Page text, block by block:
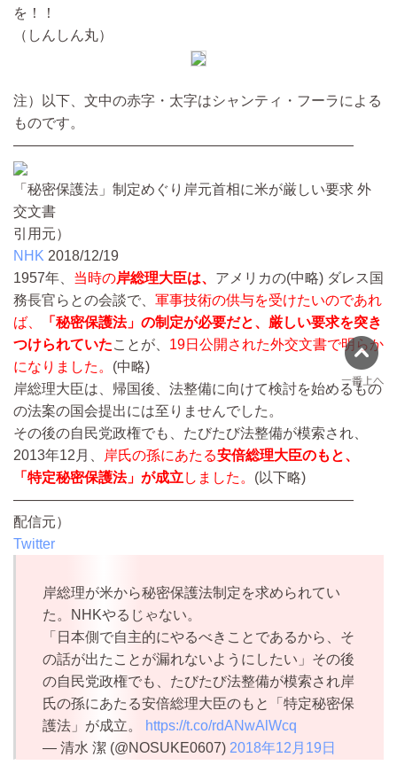
を！！
（しんしん丸）
注）以下、文中の赤字・太字はシャンティ・フーラによる
ものです。
————————————————————————
「秘密保護法」制定めぐり岸元首相に米が厳しい要求 外
交文書
引用元）
NHK 2018/12/19
1957年、 当時の岸総理大臣は、 アメリカの(中略) ダレス国
務長官らとの会談で、 軍事技術の供与を受けたいのであれ
ば、
「秘密保護法」の制定が必要だと、厳しい要求を突き
つけられていたことが、 19日公開された外交文書で明らか
になりました。 (中略)
岸総理大臣は、帰国後、法整備に向けて検討を始めるもの
の法案の国会提出には至りませんでした。
その後の自民党政権でも、たびたび法整備が模索され、
2013年12月、
岸氏の孫にあたる安倍総理大臣のもと、
「特定秘密保護法」が成立 しました。 (以下略)
————————————————————————
配信元）
Twitter
岸総理が米から秘密保護法制定を求められてい
た。NHKやるじゃない。
「日本側で自主的にやるべきことであるから、そ
の話が出たことが漏れないようにしたい」その後
の自民党政権でも、たびたび法整備が模索され岸
氏の孫にあたる安倍総理大臣のもと「特定秘密保
護法」が成立。
https://t.co/rdANwAlWcq
— 清水 潔 (@NOSUKE0607) 2018年12月19日